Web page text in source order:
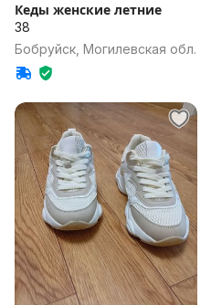
Кеды женские летние
38
Бобруйск, Могилевская обл.